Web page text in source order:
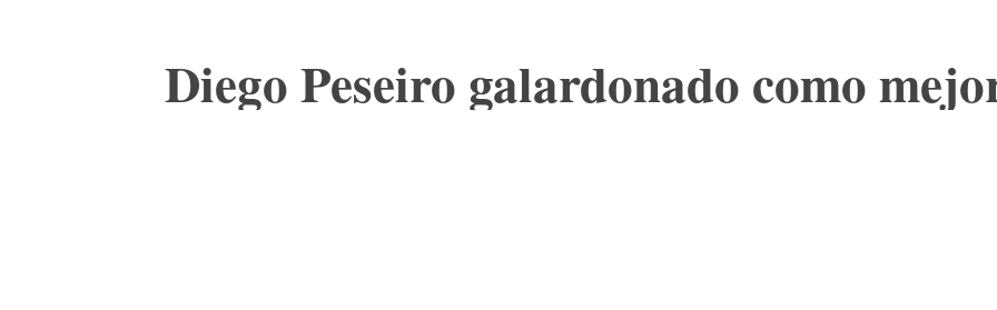
Diego Peseiro galardonado como